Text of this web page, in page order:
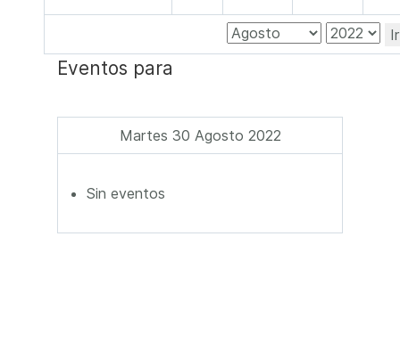
Eventos para
Martes 30 Agosto 2022
Sin eventos